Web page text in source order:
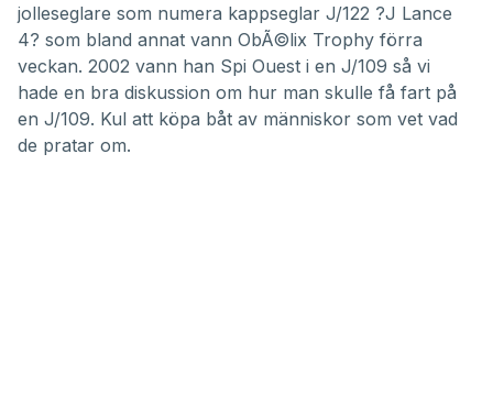
jolleseglare som numera kappseglar J/122 ?J Lance
4? som bland annat vann ObÃ©lix Trophy förra
veckan. 2002 vann han Spi Ouest i en J/109 så vi
hade en bra diskussion om hur man skulle få fart på
en J/109. Kul att köpa båt av människor som vet vad
de pratar om.